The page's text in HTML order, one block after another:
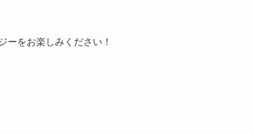
ーをお楽しみください！